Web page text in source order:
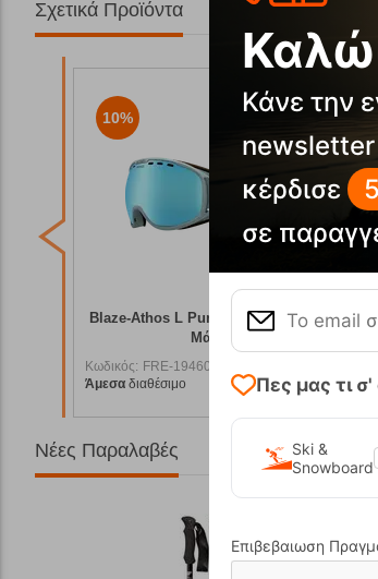
Σχετικά Προϊόντα
10%
Blaze-Athos L Pure SPX3 Mat Sauge White
Μάσκα Cairn
Κωδικός: FRE-19460
Άμεσα διαθέσιμο 55,80
Νέες Παραλαβές
Κάνε την
newsletter
κέρδισε
σε
Πες μας τι σ'
Ski &
Snowboard
Επιβεβαιωση